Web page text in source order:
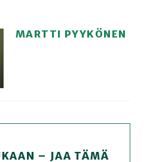
MARTTI PYYKÖNEN
– JAA TÄMÄ